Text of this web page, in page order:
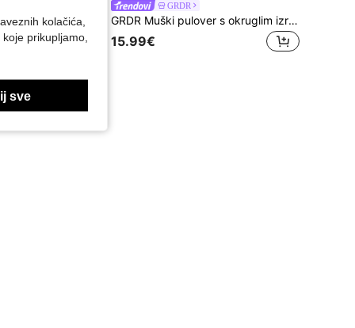
GRDR
GRDR Muški pulover s okruglim izrezom i dugim rukavima, svestrani pleteni pulover za svakodnevno nošenje
15.99€
kolačića,
prikupljamo,
sve